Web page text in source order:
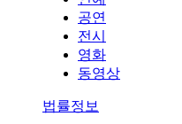
공연
전시
영화
동영상
법률정보